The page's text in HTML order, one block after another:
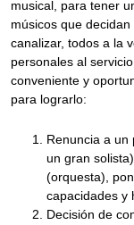
musical, para tener
músicos que
canalizar, todos a la
personales al
conveniente y
para lograrlo:
Renuncia a un
un gran
(orquesta),
capacidades y
Decisión de